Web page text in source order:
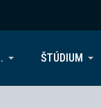
ŠTÚDIUM